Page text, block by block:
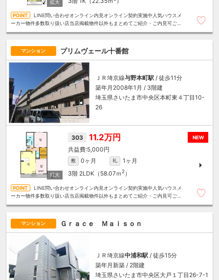
LINE問い合わせオンライン内見オンライン契約実施中人気ハウスメ
ーカー物件多数取り扱い店当店掲載物件以外もまとめてご紹介・ご内見可ご予
マンション プリムヴェール十番館
ＪＲ埼京線与野本町駅 / 徒歩11分
築年月2008年1月 / 3階建
埼玉県さいたま市中央区本町東４丁目10-
26
NEW
303 11.2万円
5,000円
敷 0ヶ月 礼
1ヶ月
3階 2LDK（58.07ｍ 2）
LINE問い合わせオンライン内見オンライン契約実施中人気ハウスメ
ーカー物件多数取り扱い店当店掲載物件以外もまとめてご紹介・ご内見可ご予
マンション Ｇｒａｃｅ Ｍａｉｓｏｎ
ＪＲ埼京線中浦和駅 / 徒歩15分
築年月新築 / 2階建
埼玉県さいたま市中央区大戸１丁目26-7-1